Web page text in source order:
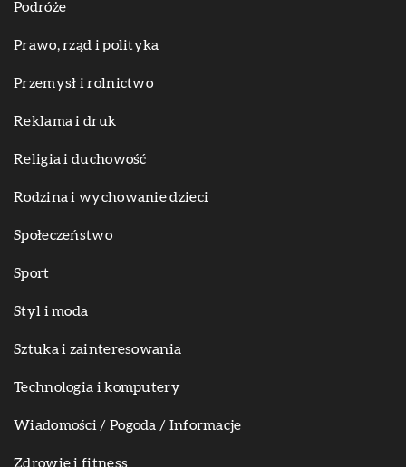
Podróże
Prawo, rząd i polityka
Przemysł i rolnictwo
Reklama i druk
Religia i duchowość
Rodzina i wychowanie dzieci
Społeczeństwo
Sport
Styl i moda
Sztuka i zainteresowania
Technologia i komputery
Wiadomości / Pogoda / Informacje
Zdrowie i fitness